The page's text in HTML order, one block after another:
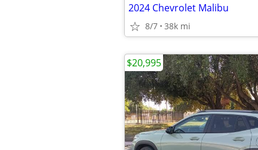
2024 Chevrolet Malibu
8/7 38k mi
$20,995